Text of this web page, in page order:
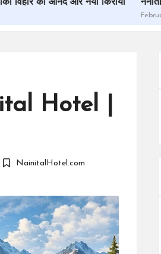
और नया किराया नैनीताल घूमने का
February 18, 2026
Hotel |
Posted
NainitalHotel.com